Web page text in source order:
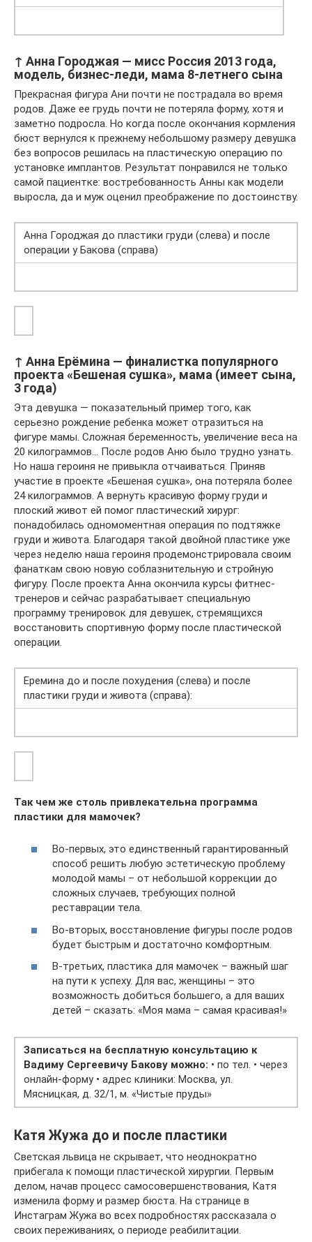
↑ Анна Городжая — мисс Россия 2013 года,
модель, бизнес-леди, мама 8-летнего сына
Прекрасная фигура Ани почти не пострадала во время
родов. Даже ее грудь почти не потеряла форму, хотя и
заметно подросла. Но когда после окончания кормления
бюст вернулся к прежнему небольшому размеру девушка
без вопросов решилась на пластическую операцию по
установке имплантов. Результат понравился не только
самой пациентке: востребованность Анны как модели
выросла, да и муж оценил преображение по достоинству.
Анна Городжая до пластики груди (слева) и после
операции у Бакова (справа)
↑ Анна Ерёмина — финалистка популярного
проекта «Бешеная сушка», мама (имеет сына,
3 года)
Эта девушка — показательный пример того, как
серьезно рождение ребенка может отразиться на
фигуре мамы. Сложная беременность, увеличение веса на
20 килограммов… После родов Аню было трудно узнать.
Но наша героиня не привыкла отчаиваться. Приняв
участие в проекте «Бешеная сушка», она потеряла более
24 килограммов. А вернуть красивую форму груди и
плоский живот ей помог пластический хирург:
понадобилась одномоментная операция по подтяжке
груди и живота. Благодаря такой двойной пластике уже
через неделю наша героиня продемонстрировала своим
фанаткам свою новую соблазнительную и стройную
фигуру. После проекта Анна окончила курсы фитнес-
тренеров и сейчас разрабатывает специальную
программу тренировок для девушек, стремящихся
восстановить спортивную форму после пластической
операции.
Еремина до и после похудения (слева) и после
пластики груди и живота (справа):
Так чем же столь привлекательна программа
пластики для мамочек?
Во-первых, это единственный гарантированный
способ решить любую эстетическую проблему
молодой мамы – от небольшой коррекции до
сложных случаев, требующих полной
реставрации тела.
Во-вторых, восстановление фигуры после родов
будет быстрым и достаточно комфортным.
В-третьих, пластика для мамочек – важный шаг
на пути к успеху. Для вас, женщины – это
возможность добиться большего, а для ваших
детей – сказать: «Моя мама – самая красивая!»
Записаться на бесплатную консультацию к
Вадиму Сергеевичу Бакову можно: • по тел. • через
онлайн-форму • адрес клиники: Москва, ул.
Мясницкая, д. 32/1, м. «Чистые пруды»
Катя Жужа до и после пластики
Светская львица не скрывает, что неоднократно
прибегала к помощи пластической хирургии. Первым
делом, начав процесс самосовершенствования, Катя
изменила форму и размер бюста. На странице в
Инстаграм Жужа во всех подробностях рассказала о
своих переживаниях, о периоде реабилитации.